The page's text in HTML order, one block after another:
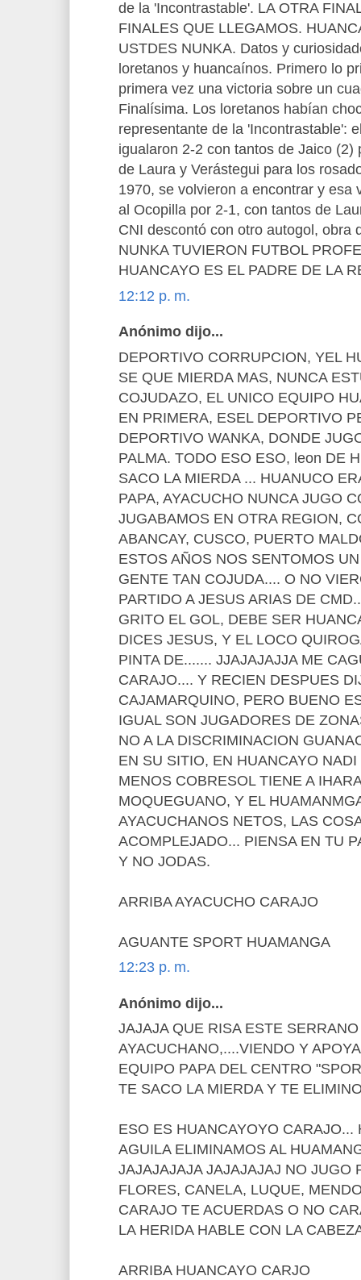
de la 'Incontrastable'. LA OTRA
FINALES QUE LLEGAMOS.
USTDES NUNKA. Datos y
loretanos y huancaínos. Primero lo
primera vez una victoria sobre un
Finalísima. Los loretanos habían
representante de la 'Incontrastable':
igualaron 2-2 con tantos de Jaico (2)
de Laura y Verástegui para los
1970, se volvieron a encontrar y esa
al Ocopilla por 2-1, con tantos de
CNI descontó con otro autogol, obra
NUNKA TUVIERON FUTBOL
HUANCAYO ES EL PADRE DE LA
12:12 p. m.
Anónimo dijo...
DEPORTIVO CORRUPCION, YEL
SE QUE MIERDA MAS, NUNCA
COJUDAZO, EL UNICO EQUIPO
EN PRIMERA, ESEL DEPORTIVO
DEPORTIVO WANKA, DONDE
PALMA. TODO ESO ESO, leon DE
SACO LA MIERDA ... HUANUCO
PAPA, AYACUCHO NUNCA JUGO
JUGABAMOS EN OTRA REGION,
ABANCAY, CUSCO, PUERTO
ESTOS AÑOS NOS SENTOMOS
GENTE TAN COJUDA.... O NO
PARTIDO A JESUS ARIAS DE
GRITO EL GOL, DEBE SER
DICES JESUS, Y EL LOCO
PINTA DE....... JJAJAJAJJA ME
CARAJO.... Y RECIEN DESPUES
CAJAMARQUINO, PERO BUENO
IGUAL SON JUGADORES DE
NO A LA DISCRIMINACION
EN SU SITIO, EN HUANCAYO
MENOS COBRESOL TIENE A
MOQUEGUANO, Y EL
AYACUCHANOS NETOS, LAS
ACOMPLEJADO... PIENSA EN TU
Y NO JODAS.
ARRIBA AYACUCHO CARAJO
AGUANTE SPORT HUAMANGA
12:23 p. m.
Anónimo dijo...
JAJAJA QUE RISA ESTE SERRANO
AYACUCHANO,....VIENDO Y
EQUIPO PAPA DEL CENTRO
TE SACO LA MIERDA Y TE
ESO ES HUANCAYOYO CARAJO...
AGUILA ELIMINAMOS AL
JAJAJAJAJA JAJAJAJAJ NO JUGO
FLORES, CANELA, LUQUE,
CARAJO TE ACUERDAS O NO
LA HERIDA HABLE CON LA
ARRIBA HUANCAYO CARJO